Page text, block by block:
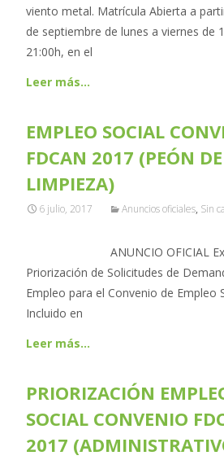
viento metal. Matrícula Abierta a
de septiembre de lunes a viernes de
21:00h, en el
Leer más…
EMPLEO SOCIAL
FDCAN 2017 (PEÓN DE
LIMPIEZA)
6 julio, 2017 Anuncios oficiales, Sin
ANUNCIO OFICIAL
Priorización de Solicitudes de
Empleo para el Convenio de Empleo
Incluido en
Leer más…
PRIORIZACIÓN
SOCIAL CONVENIO
2017